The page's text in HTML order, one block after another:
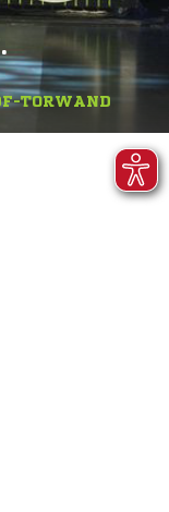
TORWAND